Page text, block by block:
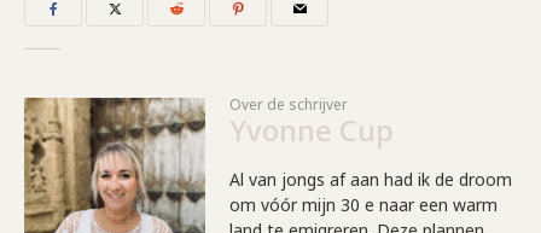
Over de schrijver
Yvonne Cup
Al van jongs af aan had ik de droom
om vóór mijn 30 e naar een warm